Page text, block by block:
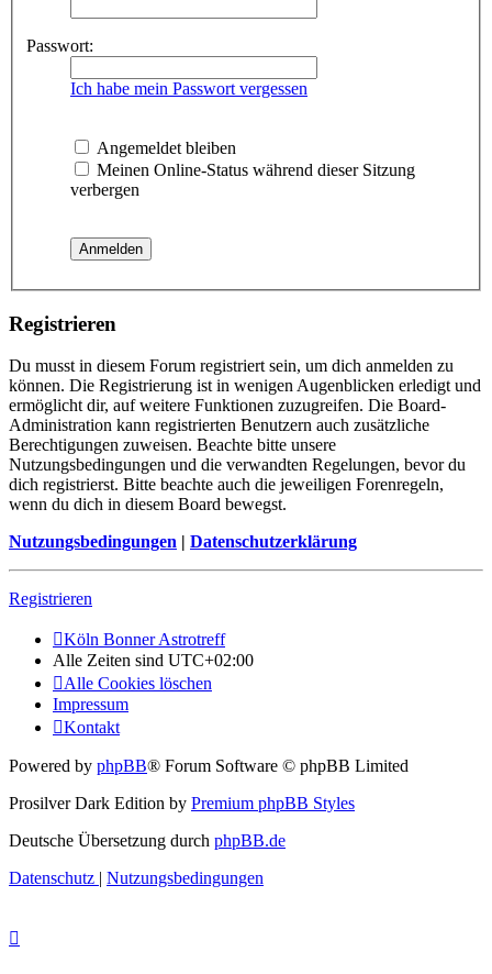
Passwort:
Ich habe mein Passwort vergessen
Angemeldet bleiben
Meinen Online-Status während dieser Sitzung
verbergen
Registrieren
Du musst in diesem Forum registriert sein, um dich anmelden zu
können. Die Registrierung ist in wenigen Augenblicken erledigt und
ermöglicht dir, auf weitere Funktionen zuzugreifen. Die Board-
Administration kann registrierten Benutzern auch zusätzliche
Berechtigungen zuweisen. Beachte bitte unsere
Nutzungsbedingungen und die verwandten Regelungen, bevor du
dich registrierst. Bitte beachte auch die jeweiligen Forenregeln,
wenn du dich in diesem Board bewegst.
Nutzungsbedingungen | Datenschutzerklärung
Registrieren
Köln Bonner Astrotreff
Alle Zeiten sind UTC+02:00
Alle Cookies löschen
Impressum
Kontakt
Powered by phpBB® Forum Software © phpBB Limited
Prosilver Dark Edition by Premium phpBB Styles
Deutsche Übersetzung durch phpBB.de
Datenschutz | Nutzungsbedingungen